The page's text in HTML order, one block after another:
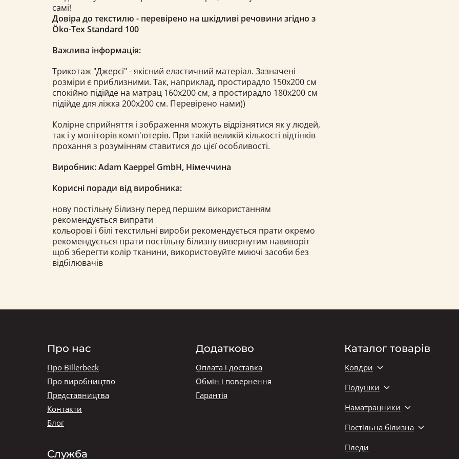
самі!
Довіра до текстилю - перевірено на шкідливі речовини згідно з
Öko-Tex Standard 100
Важлива інформація:
Трикотаж "Джерсі" - якісний еластичний матеріал. Зазначені
розміри є приблизними. Так, наприклад, простирадло 150х200 см
спокійно підійде на матрац 160х200 см, а простирадло 180х200 см
підійде для ліжка 200х200 см. Перевірено нами))
Колірне сприйняття і зображення можуть відрізнятися як у людей,
так і у моніторів комп'ютерів. При такій великій кількості відтінків
прохання з розумінням ставитися до цієї особливості.
Виробник: Adam Kaeppel GmbH, Німеччина
Корисні поради від виробника:
нову постільну білизну перед першим використанням
рекомендується випрати
кольорові і білі текстильні вироби рекомендується прати окремо
рекомендується прати постільну білизну вивернутим навиворіт
щоб зберегти колір тканини, використовуйте миючі засоби без
відбілювачів
Каталог товарів
Ковдри
Подушки
Наматрацники
Постільна білизна
Пледи
Про нас
Про Billerbeck
Про виробництво
Представництва
Контакти
Блог
Служба
Додатково
Оплата і доставка
Обмін і повернення
Гарантія